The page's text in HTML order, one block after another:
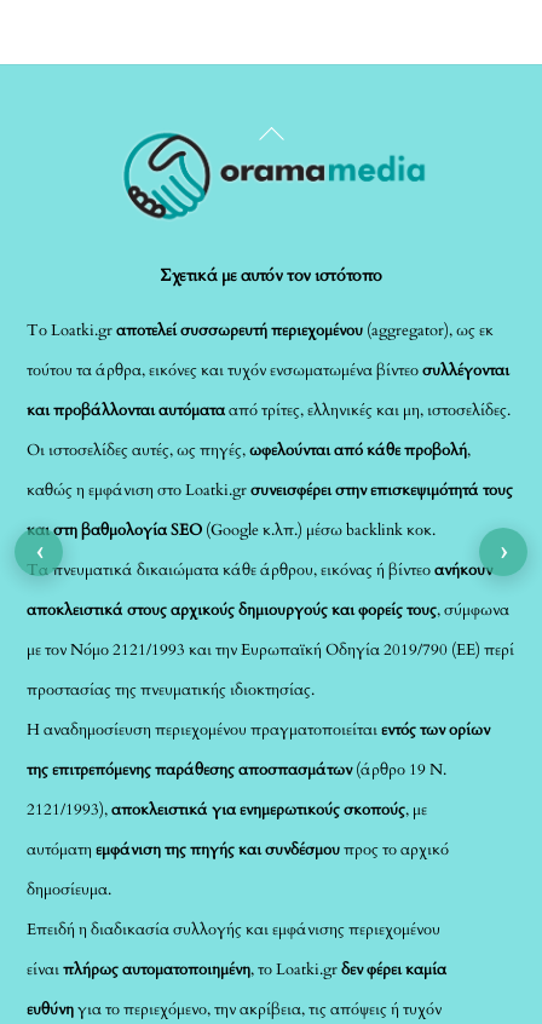
Back
To
Σχετικά με αυτόν τον ιστότοπο
Το Loatki.grαποτελεί συσσωρευτή περιεχομένου (aggregator), ως εκ
τούτου τα άρθρα, εικόνες και τυχόν ενσωματωμένα βίντεοσυλλέγονται
και προβάλλονται αυτόματααπό τρίτες, ελληνικές και μη, ιστοσελίδες.
Οι ιστοσελίδες αυτές, ως πηγές,ωφελούνται από κάθε προβολή,
καθώς η εμφάνιση στο Loatki.grσυνεισφέρει στην επισκεψιμότητά τους
και στη βαθμολογία SEO (Google κ.λπ.) μέσω backlink κοκ.
Τα πνευματικά δικαιώματα κάθε άρθρου, εικόνας ή βίντεοανήκουν
αποκλειστικά στους αρχικούς δημιουργούς και φορείς τους, σύμφωνα
με τον Νόμο 2121/1993 και την Ευρωπαϊκή Οδηγία 2019/790 (ΕΕ) περί
προστασίας της πνευματικής ιδιοκτησίας.
Η αναδημοσίευση περιεχομένου πραγματοποιείταιεντός των ορίων
της επιτρεπόμενης παράθεσης αποσπασμάτων(άρθρο 19 Ν.
2121/1993),αποκλειστικά για ενημερωτικούς σκοπούς, με
αυτόματηεμφάνιση της πηγής και συνδέσμουπρος το αρχικό
δημοσίευμα.
Επειδή η διαδικασία συλλογής και εμφάνισης περιεχομένου
είναιπλήρως αυτοματοποιημένη, το Loatki.grδεν φέρει καμία
ευθύνηγια το περιεχόμενο, την ακρίβεια, τις απόψεις ή τυχόν
‹ ›